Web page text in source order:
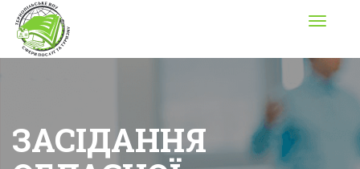
Toggle
ЗАСІДАННЯ